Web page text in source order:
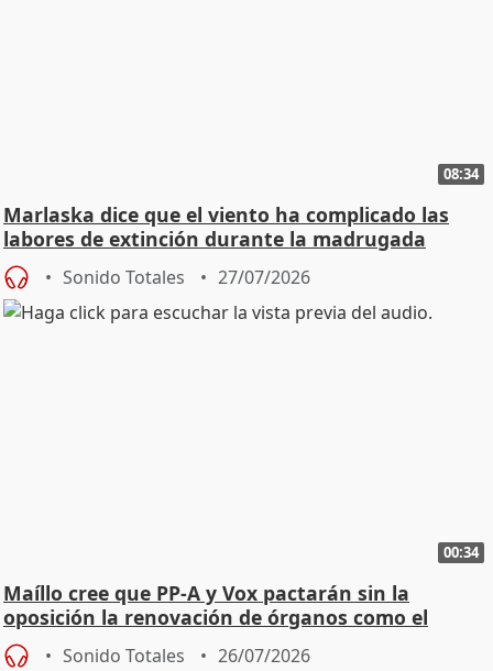
08:34
Marlaska dice que el viento ha complicado las
labores de extinción durante la madrugada
Sonido Totales 27/07/2026
00:34
Maíllo cree que PP-A y Vox pactarán sin la
oposición la renovación de órganos como el
Defensor
Sonido Totales 26/07/2026